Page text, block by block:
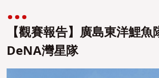
【觀賽報告】廣島東洋鯉魚
DeNA灣星隊